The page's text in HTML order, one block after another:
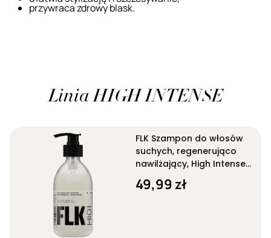
przywraca zdrowy blask.
Linia HIGH INTENSE
FLK Szampon do włosów
suchych, regenerująco
nawilżający, High Intense
One HI01 280 ml
49,99 zł